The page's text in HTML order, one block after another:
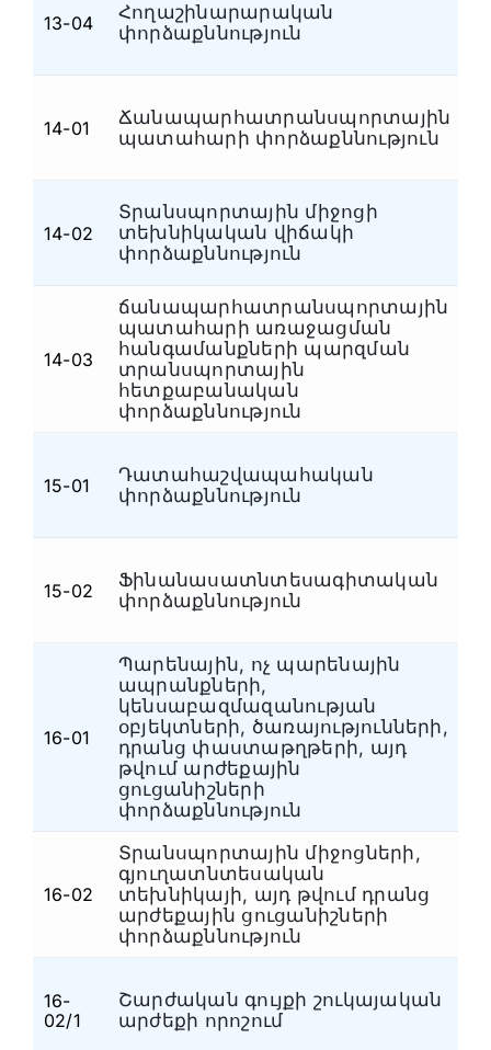
13-04
Հողաշինարարական
փորձաքննություն
14-01
Ճանապարհատրանսպորտային
պատահարի փորձաքննություն
14-02
Տրանսպորտային միջոցի
տեխնիկական վիճակի
փորձաքննություն
14-03
ճանապարհատրանսպորտային
պատահարի առաջացման
հանգամանքների պարզման
տրանսպորտային
հետքաբանական
փորձաքննություն
15-01
Դատահաշվապահական
փորձաքննություն
15-02
Ֆինանասատնտեսագիտական
փորձաքննություն
16-01
Պարենային, ոչ պարենային
ապրանքների,
կենսաբազմազանության
օբյեկտների, ծառայությունների,
դրանց փաստաթղթերի, այդ
թվում արժեքային
ցուցանիշների
փորձաքննություն
16-02
Տրանսպորտային միջոցների,
գյուղատնտեսական
տեխնիկայի, այդ թվում դրանց
արժեքային ցուցանիշների
փորձաքննություն
16-
02/1
Շարժական գույքի շուկայական
արժեքի որոշում